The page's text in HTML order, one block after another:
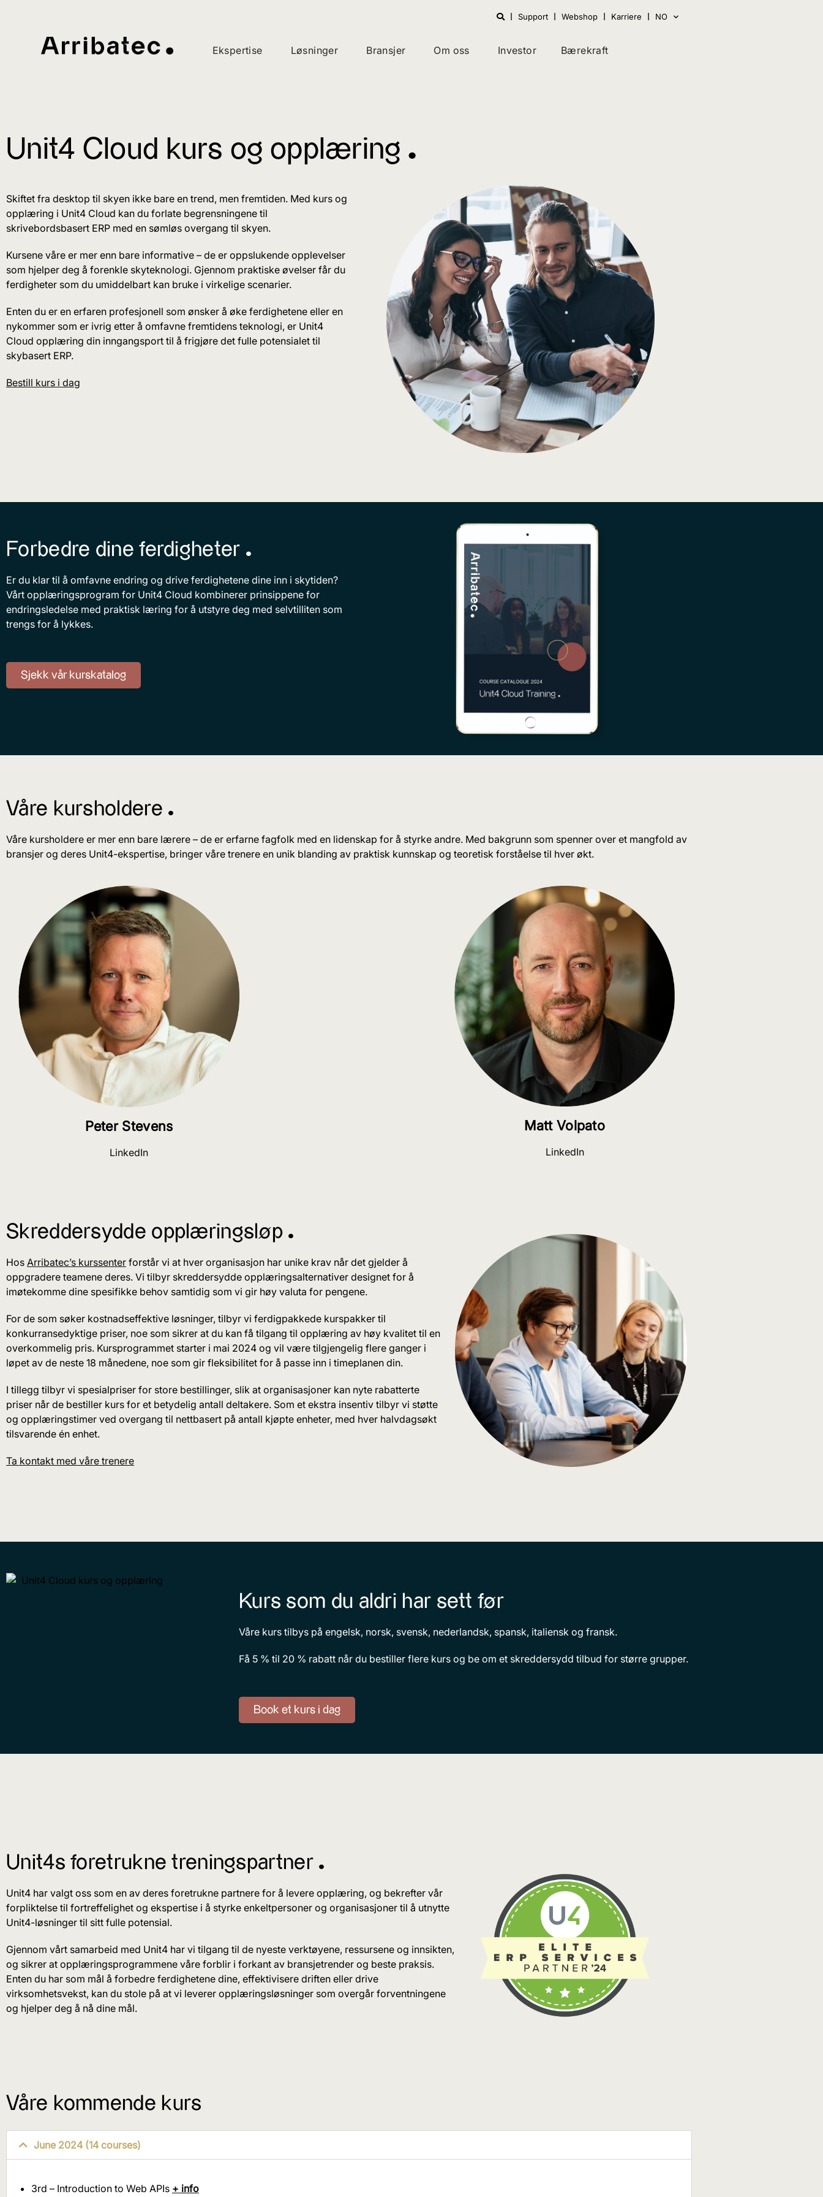
Support Webshop Karriere NO
Ekspertise Løsninger Bransjer Om oss Investor Bærekraft
Unit4 Cloud kurs og opplæring ^
Skiftet fra desktop til skyen ikke bare en trend, men fremtiden. Med kurs og
opplæring i Unit4 Cloud kan du forlate begrensningene til
skrivebordsbasert ERP med en sømløs overgang til skyen.
Kursene våre er mer enn bare informative – de er oppslukende opplevelser
som hjelper deg å forenkle skyteknologi. Gjennom praktiske øvelser får du
ferdigheter som du umiddelbart kan bruke i virkelige scenarier.
Enten du er en erfaren profesjonell som ønsker å øke ferdighetene eller en
nykommer som er ivrig etter å omfavne fremtidens teknologi, er Unit4
Cloud opplæring din inngangsport til å frigjøre det fulle potensialet til
skybasert ERP.
Bestill kurs i dag
Forbedre dine ferdigheter ^
Er du klar til å omfavne endring og drive ferdighetene dine inn i skytiden?
Vårt opplæringsprogram for Unit4 Cloud kombinerer prinsippene for
endringsledelse med praktisk læring for å utstyre deg med selvtilliten som
trengs for å lykkes.
Sjekk vår kurskatalog
Våre kursholdere ^
Våre kursholdere er mer enn bare lærere – de er erfarne fagfolk med en lidenskap for å styrke andre. Med bakgrunn som spenner over et mangfold av
bransjer og deres Unit4-ekspertise, bringer våre trenere en unik blanding av praktisk kunnskap og teoretisk forståelse til hver økt.
Peter Stevens
LinkedIn
Matt Volpato
LinkedIn
Skreddersydde opplæringsløp ^
Hos Arribatec’s kurssenter forstår vi at hver organisasjon har unike krav når det gjelder å
oppgradere teamene deres. Vi tilbyr skreddersydde opplæringsalternativer designet for å
imøtekomme dine spesifikke behov samtidig som vi gir høy valuta for pengene.
For de som søker kostnadseffektive løsninger, tilbyr vi ferdigpakkede kurspakker til
konkurransedyktige priser, noe som sikrer at du kan få tilgang til opplæring av høy kvalitet til en
overkommelig pris. Kursprogrammet starter i mai 2024 og vil være tilgjengelig flere ganger i
løpet av de neste 18 månedene, noe som gir fleksibilitet for å passe inn i timeplanen din.
I tillegg tilbyr vi spesialpriser for store bestillinger, slik at organisasjoner kan nyte rabatterte
priser når de bestiller kurs for et betydelig antall deltakere. Som et ekstra insentiv tilbyr vi støtte
og opplæringstimer ved overgang til nettbasert på antall kjøpte enheter, med hver halvdagsøkt
tilsvarende én enhet.
Ta kontakt med våre trenere
Kurs som du aldri har sett før
Våre kurs tilbys på engelsk, norsk, svensk, nederlandsk, spansk, italiensk og fransk.
Få 5 % til 20 % rabatt når du bestiller flere kurs og be om et skreddersydd tilbud for større grupper.
Book et kurs i dag
Unit4s foretrukne treningspartner ^
Unit4 har valgt oss som en av deres foretrukne partnere for å levere opplæring, og bekrefter vår
forpliktelse til fortreffelighet og ekspertise i å styrke enkeltpersoner og organisasjoner til å utnytte
Unit4-løsninger til sitt fulle potensial.
Gjennom vårt samarbeid med Unit4 har vi tilgang til de nyeste verktøyene, ressursene og innsikten,
og sikrer at opplæringsprogrammene våre forblir i forkant av bransjetrender og beste praksis.
Enten du har som mål å forbedre ferdighetene dine, effektivisere driften eller drive
virksomhetsvekst, kan du stole på at vi leverer opplæringsløsninger som overgår forventningene
og hjelper deg å nå dine mål.
Våre kommende kurs
June 2024 (14 courses)
3rd – Introduction to Web APIs + info